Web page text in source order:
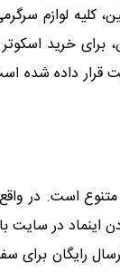
کلیه لوازم
خرید
داده شده
است. در
اینماد در سایت